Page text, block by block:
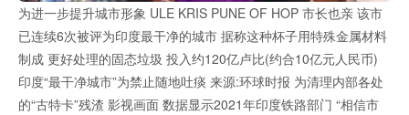
为进一步提升城市形象 ULE KRIS PUNE OF HOP 市长也亲 该市
已连续6次被评为印度最干净的城市 据称这种杯子用特殊金属材料
制成 更好处理的固态垃圾 投入约120亿卢比(约合10亿元人民币)
印度“最干净城市”为禁止随地吐痰 来源:环球时报 为清理内部各处
的“古特卡”残渣 影视画面 数据显示2021年印度铁路部门 “相信市